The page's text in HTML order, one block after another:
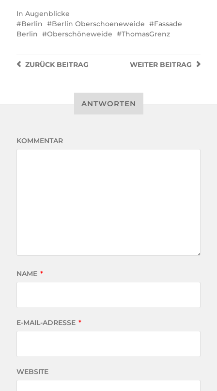
In Augenblicke
Berlin
Berlin Oberschoeneweide
Fassade
Berlin
Oberschöneweide ThomasGrenz
WEITER BEITRAG
ZURÜCKBEITRAG
ANTWORTEN
KOMMENTAR
NAME *
E-MAIL-ADRESSE *
WEBSITE